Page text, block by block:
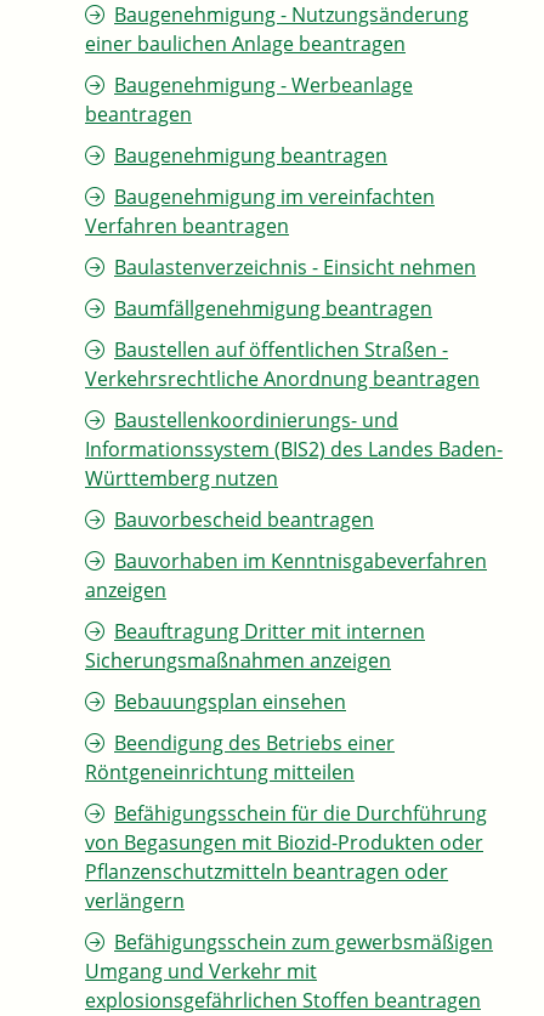
Baugenehmigung - Nutzungsänderung
einer baulichen Anlage beantragen
Baugenehmigung - Werbeanlage
beantragen
Baugenehmigung beantragen
Baugenehmigung im vereinfachten
Verfahren beantragen
Baulastenverzeichnis - Einsicht nehmen
Baumfällgenehmigung beantragen
Baustellen auf öffentlichen Straßen -
Verkehrsrechtliche Anordnung beantragen
Baustellenkoordinierungs- und
Informationssystem (BIS2) des Landes Baden-
Württemberg nutzen
Bauvorbescheid beantragen
Bauvorhaben im Kenntnisgabeverfahren
anzeigen
Beauftragung Dritter mit internen
Sicherungsmaßnahmen anzeigen
Bebauungsplan einsehen
Beendigung des Betriebs einer
Röntgeneinrichtung mitteilen
Befähigungsschein für die Durchführung
von Begasungen mit Biozid-Produkten oder
Pflanzenschutzmitteln beantragen oder
verlängern
Befähigungsschein zum gewerbsmäßigen
Umgang und Verkehr mit
explosionsgefährlichen Stoffen beantragen